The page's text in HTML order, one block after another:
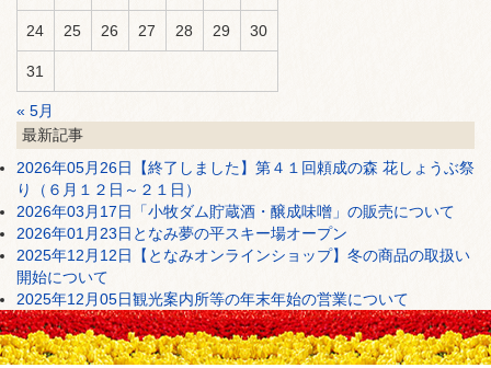
24 25 26 27 28 29 30
31
« 5月
最新記事
2026年05月26日
【終了しました】第４１回頼成の森 花しょうぶ祭
り（６月１２日～２１日）
2026年03月17日
「小牧ダム貯蔵酒・醸成味噌」の販売について
2026年01月23日 となみ夢の平スキー場オープン
2025年12月12日
【となみオンラインショップ】冬の商品の取扱い
開始について
2025年12月05日観光案内所等の年末年始の営業について